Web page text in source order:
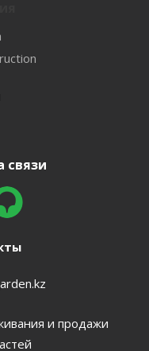
связи
и продажи